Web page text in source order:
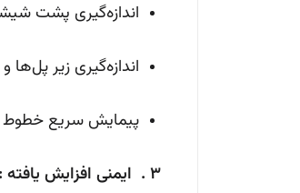
اندازه‌گیری پشت
اندازه‌گیری زیر
پیمایش سریع خطوط
3 . ایمنی افزایش یافته :